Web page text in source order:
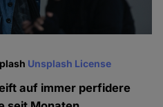
Unsplash License
auf immer perfidere